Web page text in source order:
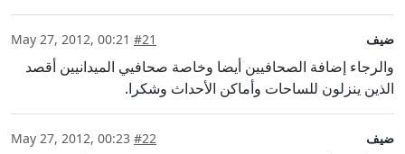
ضيف #21
والرجاء إضافة الصحافيين أيضا وخاصة صحافيي الميدانيين أقصد
الذين ينزلون للساحات وأماكن الأحداث وشكرا.
ضيف #22